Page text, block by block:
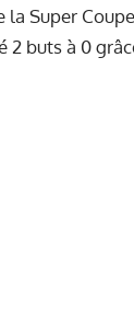
Super
buts à 0